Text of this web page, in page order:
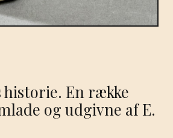
historie. En række
og udgivne af E.